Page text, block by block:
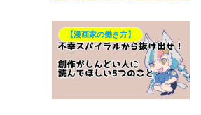
【漫画家の働き方】